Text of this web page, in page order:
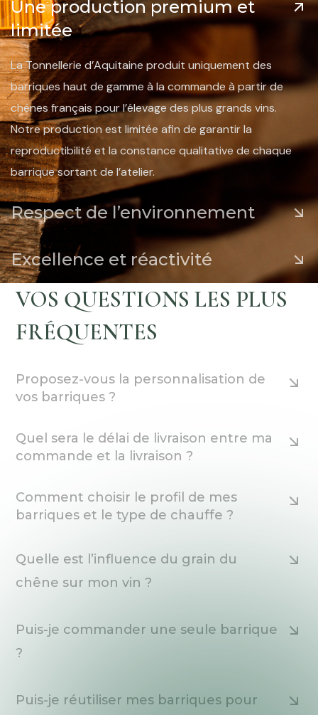
Une production premium et
limitée
La Tonnellerie d’Aquitaine produit uniquement des
barriques haut de gamme à la commande à partir de
chênes français pour l’élevage des plus grands vins.
Notre production est limitée afin de garantir la
reproductibilité et la constance qualitative de chaque
barrique sortant de l’atelier.
Respect de l’environnement
Excellence et réactivité
VOS QUESTIONS LES PLUS
FRÉQUENTES
Proposez-vous la personnalisation de
vos barriques ?
Quel sera le délai de livraison entre ma
commande et la livraison ?
Comment choisir le profil de mes
barriques et le type de chauffe ?
Quelle est l’influence du grain du
chêne sur mon vin ?
Puis-je commander une seule barrique
?
Puis-je réutiliser mes barriques pour